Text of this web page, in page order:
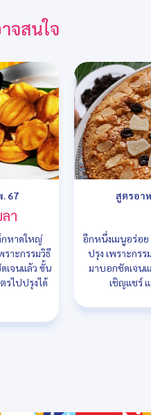
จสนใจ
67
า
กหาดใหญ่
าะกรรมวิธี
เจนแล้ว ขั้น
รไปปรุงได้
สูตรอา
อีกหนึ่งเมนูอร่อ
ปรุง เพราะกร
มาบอกชัดเจน
เชิญแชร์